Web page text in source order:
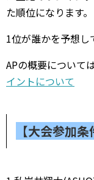
た順位になります。
1位が誰かを予想し
APの概要について
イントについて
【大会参加条